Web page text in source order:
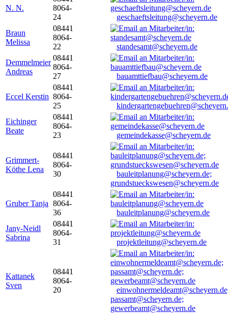
N. N.
8064-
24
geschaeftsleitung@scheyern.de
Braun
Melissa
08441
8064-
22
standesamt@scheyern.de
Demmelmeier
Andreas
08441
8064-
27
bauamttiefbau@scheyern.de
Eccel Kerstin
08441
8064-
25
Eichinger
Beate
08441
8064-
23
gemeindekasse@scheyern.de
Grimmert-
Köthe Lena
08441
8064-
30
bauleitplanung@scheyern.de;
grundstueckswesen@scheyern.de
Gruber Tanja
08441
8064-
36
bauleitplanung@scheyern.de
Jany-Neidl
Sabrina
08441
8064-
31
projektleitung@scheyern.de
Kattanek
Sven
08441
8064-
20
passamt@scheyern.de;
gewerbeamt@scheyern.de